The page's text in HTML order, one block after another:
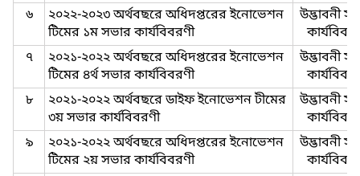
৬
২০২২-২০২৩ অর্থবছরে অধিদপ্তরের ইনোভেশন
টিমের ১ম সভার কার্যবিবরণী
উদ্ভাবনী
৭
২০২১-২০২২ অর্থবছরে অধিদপ্তরের ইনোভেশন
টিমের ৪র্থ সভার কার্যবিবরণী
উদ্ভাবনী
৮
২০২১-২০২২ অর্থবছরে ডাইফ ইনোভেশন টীমের
৩য় সভার কার্যবিবরণী
উদ্ভাবনী
৯
২০২১-২০২২ অর্থবছরে অধিদপ্তরের ইনোভেশন
টিমের ২য় সভার কার্যবিবরণী
উদ্ভাবনী